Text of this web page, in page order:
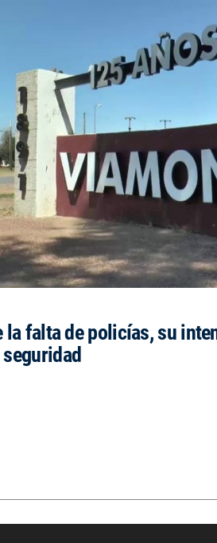
la falta de policías, su